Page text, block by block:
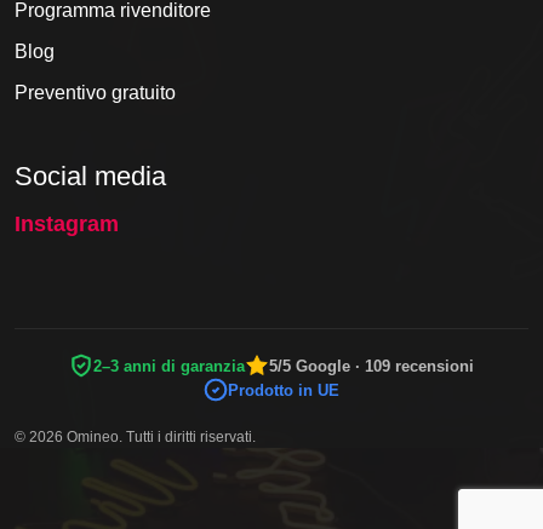
Programma rivenditore
Blog
Preventivo gratuito
Social media
Instagram
2–3 anni di garanzia
5/5 Google · 109 recensioni
Prodotto in UE
© 2026 Omineo. Tutti i diritti riservati.